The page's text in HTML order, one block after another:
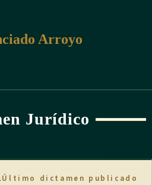
Arroyo
Jurídico
Último dictamen publicado